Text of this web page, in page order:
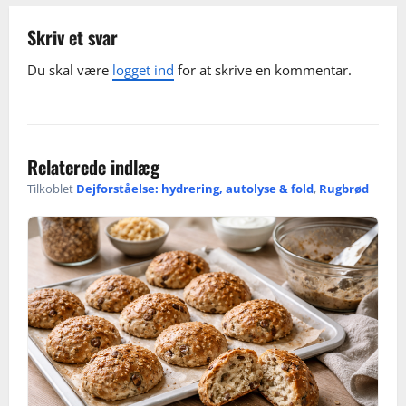
a
v
a
t
o
n
Skriv et svar
Du skal være logget ind for at skrive en kommentar.
Relaterede indlæg
Tilkoblet Dejforståelse: hydrering, autolyse & fold, Rugbrød